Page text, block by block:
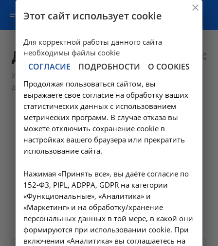
Дерматовенерология
Услуги
Дерматовенерология
Этот сайт использует cookie
Для корректной работы данного сайта
необходимы файлы cookie
СОГЛАСИЕ ПОДРОБНОСТИ О COOKIES
Продолжая пользоваться сайтом, вы
выражаете свое согласие на обработку ваших
статистических данных с использованием
метрических программ. В случае отказа вы
можете отключить сохранение cookie в
настройках вашего браузера или прекратить
использование сайта.
Нажимая «Принять все», вы даёте согласие по
152-ФЗ, PIPL, ADPPA, GDPR на категории
«Функциональные», «Аналитика» и
«Маркетинг» и на обработку/хранение
персональных данных в той мере, в какой они
формируются при использовании cookie. При
включении «Аналитика» вы соглашаетесь на